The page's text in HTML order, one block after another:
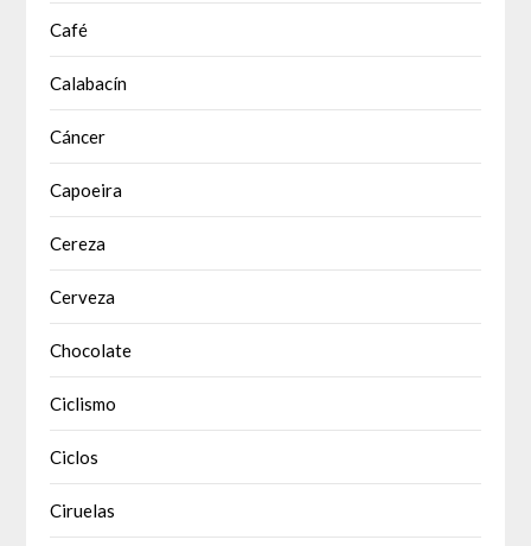
Café
Calabacín
Cáncer
Capoeira
Cereza
Cerveza
Chocolate
Ciclismo
Ciclos
Ciruelas